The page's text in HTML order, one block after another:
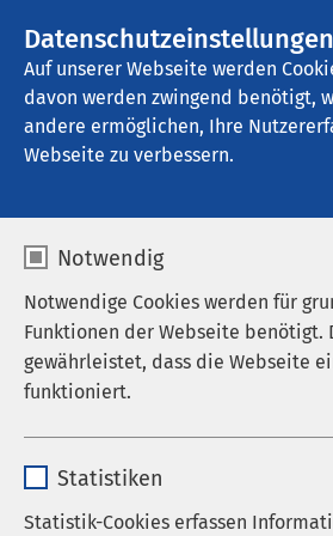
Datenschutzeinstellungen
Auf unserer Webseite werden
davon werden zwingend benötigt,
andere ermöglichen, Ihre
Webseite zu verbessern.
Notwendig
Notwendige Cookies werden für
Funktionen der Webseite benötigt.
gewährleistet, dass die Webseite
funktioniert.
Anbieter sgalinski
Statistiken
Statistik-Cookies erfassen
AMEOS Eingliederung Hildesheim
eit
Die Beauftragten für
der AMEOS Eingliederung
folgende Aufgaben wahr:
Kontaktperson für Behörden,